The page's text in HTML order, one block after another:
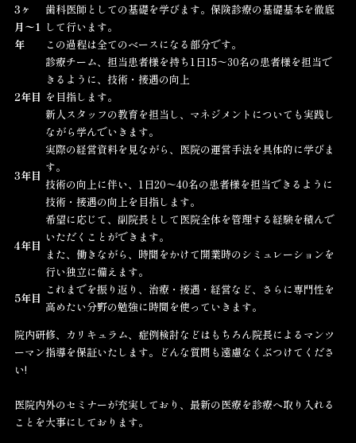
3ヶ
月〜1
年
歯科医師としての基礎を学びます。保険診療の基礎基本を徹底
して行います。
この過程は全てのベースになる部分です。
2年目
診療チーム、担当患者様を持ち1日15〜30名の患者様を担当で
きるように、技術・接遇の向上
を目指します。
新人スタッフの教育を担当し、マネジメントについても実践し
ながら学んでいきます。
3年目
実際の経営資料を見ながら、医院の運営手法を具体的に学びま
す。
技術の向上に伴い、1日20〜40名の患者様を担当できるように
技術・接遇の向上を目指します。
4年目
希望に応じて、副院長として医院全体を管理する経験を積んで
いただくことができます。
また、働きながら、時間をかけて開業時のシミュレーションを
行い独立に備えます。
5年目
これまでを振り返り、治療・接遇・経営など、さらに専門性を
高めたい分野の勉強に時間を使っていきます。
院内研修、カリキュラム、症例検討などはもちろん院長によるマンツ
ーマン指導を保証いたします。どんな質問も遠慮なくぶつけてくださ
い!
医院内外のセミナーが充実しており、最新の医療を診療へ取り入れる
ことを大事にしております。